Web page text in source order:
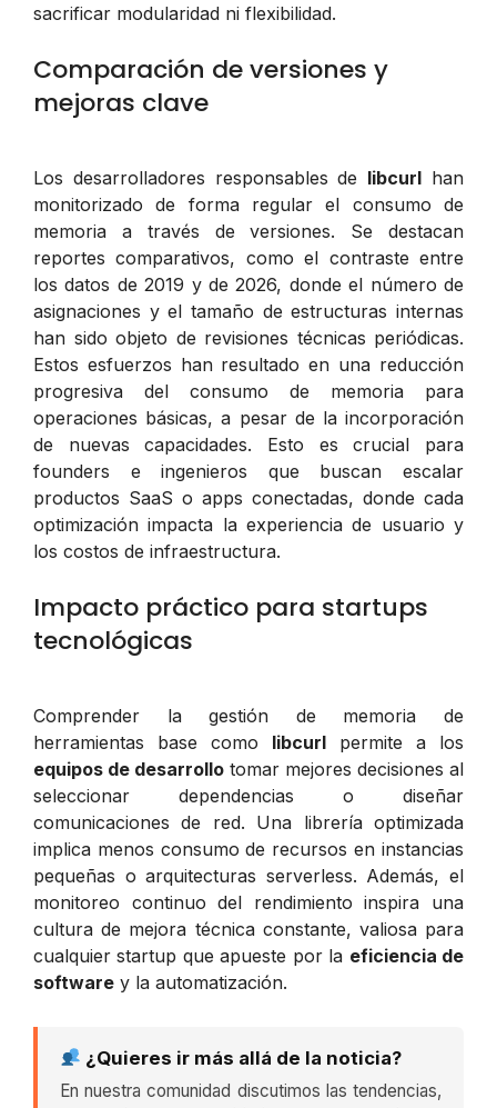
sacrificar modularidad ni flexibilidad.
Comparación de versiones y
mejoras clave
Los desarrolladores responsables de libcurl han
monitorizado de forma regular el consumo de
memoria a través de versiones. Se destacan
reportes comparativos, como el contraste entre
los datos de 2019 y de 2026, donde el número de
asignaciones y el tamaño de estructuras internas
han sido objeto de revisiones técnicas periódicas.
Estos esfuerzos han resultado en una reducción
progresiva del consumo de memoria para
operaciones básicas, a pesar de la incorporación
de nuevas capacidades. Esto es crucial para
founders e ingenieros que buscan escalar
productos SaaS o apps conectadas, donde cada
optimización impacta la experiencia de usuario y
los costos de infraestructura.
Impacto práctico para startups
tecnológicas
Comprender la gestión de memoria de
herramientas base como libcurl permite a los
equipos de desarrollo tomar mejores decisiones al
seleccionar dependencias o diseñar
comunicaciones de red. Una librería optimizada
implica menos consumo de recursos en instancias
pequeñas o arquitecturas serverless. Además, el
monitoreo continuo del rendimiento inspira una
cultura de mejora técnica constante, valiosa para
cualquier startup que apueste por la eficiencia de
software y la automatización.
¿Quieres ir más allá de la noticia?
En nuestra comunidad discutimos las tendencias,